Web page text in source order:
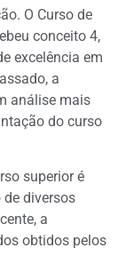
O Curso de
conceito 4,
excelência em
a
análise mais
do curso
superior é
diversos
a
obtidos pelos